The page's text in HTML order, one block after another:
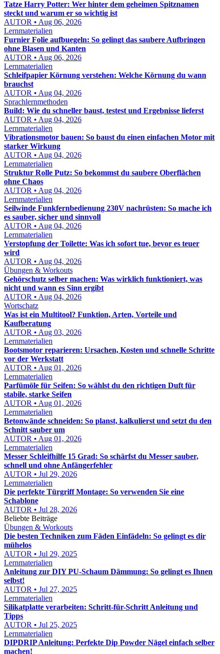
Tatze Harry Potter: Wer hinter dem geheimen Spitznamen
steckt und warum er so wichtig ist
AUTOR • Aug 06, 2026
Lernmaterialien
Furnier Folie aufbuegeln: So gelingt das saubere Aufbringen
ohne Blasen und Kanten
AUTOR • Aug 06, 2026
Lernmaterialien
Schleifpapier Körnung verstehen: Welche Körnung du wann
brauchst
AUTOR • Aug 04, 2026
Sprachlernmethoden
Build: Wie du schneller baust, testest und Ergebnisse lieferst
AUTOR • Aug 04, 2026
Lernmaterialien
Vibrationsmotor bauen: So baust du einen einfachen Motor mit
starker Wirkung
AUTOR • Aug 04, 2026
Lernmaterialien
Struktur Rolle Putz: So bekommst du saubere Oberflächen
ohne Chaos
AUTOR • Aug 04, 2026
Lernmaterialien
Seilwinde Funkfernbedienung 230V nachrüsten: So mache ich
es sauber, sicher und sinnvoll
AUTOR • Aug 04, 2026
Lernmaterialien
Verstopfung der Toilette: Was ich sofort tue, bevor es teuer
wird
AUTOR • Aug 04, 2026
Übungen & Workouts
Gehörschutz selber machen: Was wirklich funktioniert, was
nicht und wann es Sinn ergibt
AUTOR • Aug 04, 2026
Wortschatz
Was ist ein Multitool? Funktion, Arten, Vorteile und
Kaufberatung
AUTOR • Aug 03, 2026
Lernmaterialien
Bootsmotor reparieren: Ursachen, Kosten und schnelle Schritte
vor der Werkstatt
AUTOR • Aug 01, 2026
Lernmaterialien
Parfümöle für Seifen: So wählst du den richtigen Duft für
stabile, starke Seifen
AUTOR • Aug 01, 2026
Lernmaterialien
Betonwände schneiden: So planst, kalkulierst und setzt du den
Schnitt sauber um
AUTOR • Aug 01, 2026
Lernmaterialien
Messer Schleifhilfe 15 Grad: So schärfst du Messer sauber,
schnell und ohne Anfängerfehler
AUTOR • Jul 29, 2026
Lernmaterialien
Die perfekte Türgriff Montage: So verwenden Sie eine
Schablone
AUTOR • Jul 28, 2026
Beliebte Beiträge
Übungen & Workouts
Die besten Techniken zum Fäden Einfädeln: So gelingt es dir
mühelos
AUTOR • Jul 29, 2025
Lernmaterialien
Anleitung zur DIY PU-Schaum Dämmung: So gelingt es Ihnen
selbst!
AUTOR • Jul 27, 2025
Lernmaterialien
Silikatplatte verarbeiten: Schritt-für-Schritt Anleitung und
Tipps
AUTOR • Jul 25, 2025
Lernmaterialien
DIPDRIP Anleitung: Perfekte Dip Powder Nägel einfach selber
machen!